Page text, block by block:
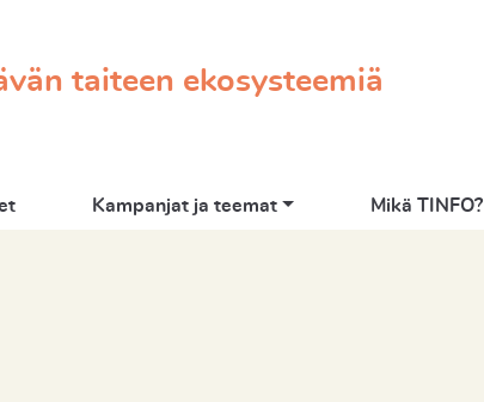
taiteen ekosysteemiä
Kampanjat ja teemat Mikä TINFO?